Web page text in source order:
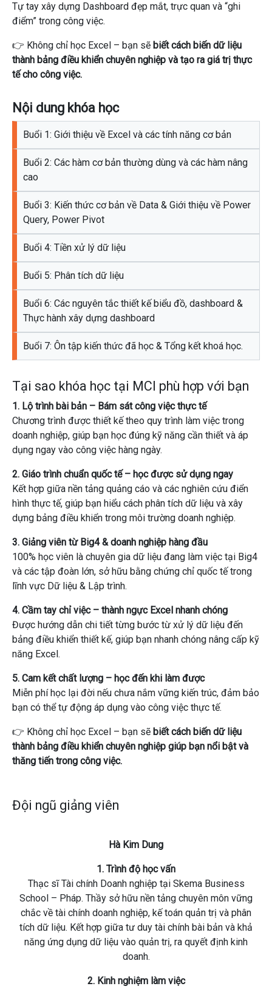
Tự tay xây dựng Dashboard đẹp mắt, trực quan và “ghi
điểm” trong công việc.
👉 Không chỉ học Excel – bạn sẽ biết cách biến dữ liệu
thành bảng điều khiển chuyên nghiệp và tạo ra giá trị thực
tế cho công việc.
Nội dung khóa học
Buổi 1: Giới thiệu về Excel và các tính năng cơ bản
Buổi 2: Các hàm cơ bản thường dùng và các hàm nâng
cao
Buổi 3: Kiến thức cơ bản về Data & Giới thiệu về Power
Query, Power Pivot
Buổi 4: Tiền xử lý dữ liệu
Buổi 5: Phân tích dữ liệu
Buổi 6: Các nguyên tắc thiết kế biểu đồ, dashboard &
Thực hành xây dựng dashboard
Buổi 7: Ôn tập kiến thức đã học & Tổng kết khoá học.
Tại sao khóa học tại MCI phù hợp với bạn
1. Lộ trình bài bản – Bám sát công việc thực tế
Chương trình được thiết kế theo quy trình làm việc trong
doanh nghiệp, giúp bạn học đúng kỹ năng cần thiết và áp
dụng ngay vào công việc hàng ngày.
2. Giáo trình chuẩn quốc tế – học được sử dụng ngay
Kết hợp giữa nền tảng quảng cáo và các nghiên cứu điển
hình thực tế, giúp bạn hiểu cách phân tích dữ liệu và xây
dựng bảng điều khiển trong môi trường doanh nghiệp.
3. Giảng viên từ Big4 & doanh nghiệp hàng đầu
100% học viên là chuyên gia dữ liệu đang làm việc tại Big4
và các tập đoàn lớn, sở hữu bằng chứng chỉ quốc tế trong
lĩnh vực Dữ liệu & Lập trình.
4. Cầm tay chỉ việc – thành ngực Excel nhanh chóng
Được hướng dẫn chi tiết từng bước từ xử lý dữ liệu đến
bảng điều khiển thiết kế, giúp bạn nhanh chóng nâng cấp kỹ
năng Excel.
5. Cam kết chất lượng – học đến khi làm được
Miễn phí học lại đời nếu chưa nắm vững kiến ​​trúc, đảm bảo
bạn có thể tự động áp dụng vào công việc thực tế.
👉 Không chỉ học Excel – bạn sẽ biết cách biến dữ liệu
thành bảng điều khiển chuyên nghiệp giúp bạn nổi bật và
thăng tiến trong công việc.
Đội ngũ giảng viên
Hà Kim Dung
1. Trình độ học vấn
Thạc sĩ Tài chính Doanh nghiệp tại Skema Business
School – Pháp. Thầy sở hữu nền tảng chuyên môn vững
chắc về tài chính doanh nghiệp, kế toán quản trị và phân
tích dữ liệu. Kết hợp giữa tư duy tài chính bài bản và khả
năng ứng dụng dữ liệu vào quản trị, ra quyết định kinh
doanh.
2. Kinh nghiệm làm việc